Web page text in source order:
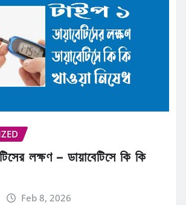
লক্ষণ – ডায়াবেটিসে কি কি
Feb 8, 2026